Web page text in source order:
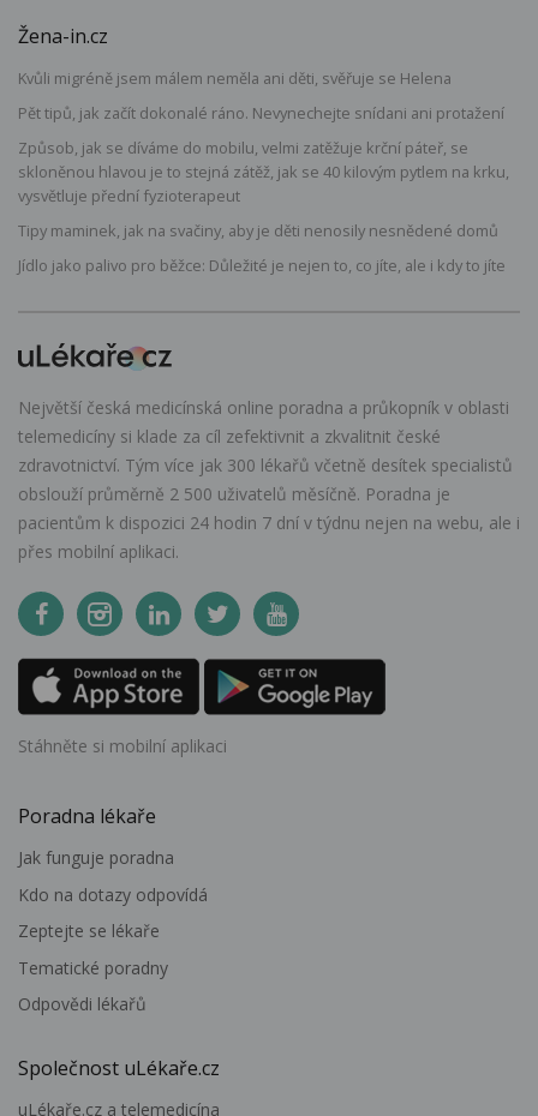
Žena-in.cz
Kvůli migréně jsem málem neměla ani děti, svěřuje se Helena
Pět tipů, jak začít dokonalé ráno. Nevynechejte snídani ani protažení
Způsob, jak se díváme do mobilu, velmi zatěžuje krční páteř, se
skloněnou hlavou je to stejná zátěž, jak se 40 kilovým pytlem na krku,
vysvětluje přední fyzioterapeut
Tipy maminek, jak na svačiny, aby je děti nenosily nesnědené domů
Jídlo jako palivo pro běžce: Důležité je nejen to, co jíte, ale i kdy to jíte
Největší česká medicínská online poradna a průkopník v oblasti
telemedicíny si klade za cíl zefektivnit a zkvalitnit české
zdravotnictví. Tým více jak 300 lékařů včetně desítek specialistů
obslouží průměrně 2 500 uživatelů měsíčně. Poradna je
pacientům k dispozici 24 hodin 7 dní v týdnu nejen na webu, ale i
přes mobilní aplikaci.
Stáhněte si mobilní aplikaci
Poradna lékaře
Jak funguje poradna
Kdo na dotazy odpovídá
Zeptejte se lékaře
Tematické poradny
Odpovědi lékařů
Společnost uLékaře.cz
uLékaře.cz a telemedicína